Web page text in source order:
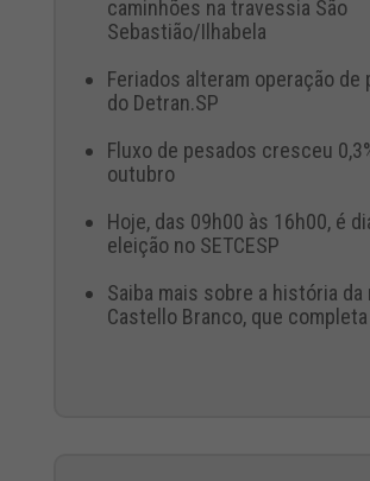
caminhões na travessia São
Sebastião/Ilhabela
Feriados alteram operação de
do Detran.SP
Fluxo de pesados cresceu
outubro
Hoje, das 09h00 às 16h00, é
eleição no SETCESP
Saiba mais sobre a história da
Castello Branco, que